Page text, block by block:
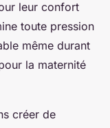
leur confort
toute pression
même durant
la maternité
créer de